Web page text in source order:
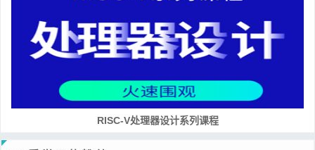
RISC-V处理器设计系列课程